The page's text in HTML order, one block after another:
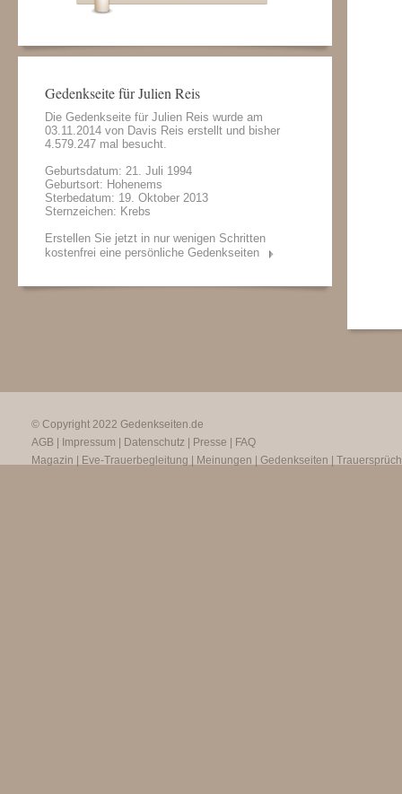
Gedenkseite für Julien Reis
Die Gedenkseite für Julien Reis wurde am
03.11.2014 von Davis Reis erstellt und bisher
4.579.247 mal besucht.
Geburtsdatum: 21. Juli 1994
Geburtsort: Hohenems
Sterbedatum: 19. Oktober 2013
Sternzeichen: Krebs
Erstellen Sie jetzt in nur wenigen Schritten
kostenfrei eine persönliche Gedenkseiten
© Copyright 2022 Gedenkseiten.de
AGB
Impressum Datenschutz Presse
FAQ
Magazin
Eve-Trauerbegleitung Meinungen Gedenkseiten